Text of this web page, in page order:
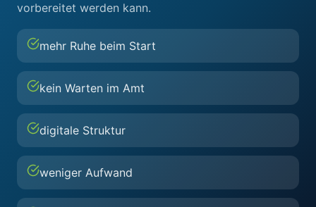
vorbereitet werden kann.
mehr Ruhe beim Start
kein Warten im Amt
digitale Struktur
weniger Aufwand